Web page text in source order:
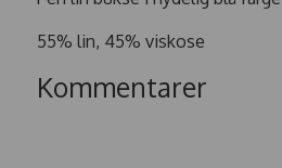
55% lin, 45% viskose
Kommentarer